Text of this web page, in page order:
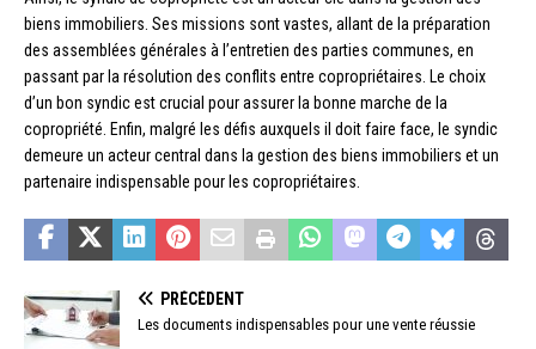
biens immobiliers. Ses missions sont vastes, allant de la préparation
des assemblées générales à l’entretien des parties communes, en
passant par la résolution des conflits entre copropriétaires. Le choix
d’un bon syndic est crucial pour assurer la bonne marche de la
copropriété. Enfin, malgré les défis auxquels il doit faire face, le syndic
demeure un acteur central dans la gestion des biens immobiliers et un
partenaire indispensable pour les copropriétaires.
PRÉCÉDENT
Les documents indispensables pour une vente réussie